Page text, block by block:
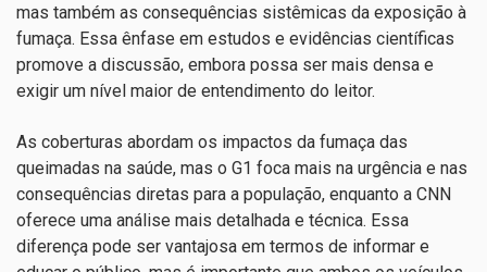
mas também as consequências sistêmicas da exposição à
fumaça. Essa ênfase em estudos e evidências científicas
promove a discussão, embora possa ser mais densa e
exigir um nível maior de entendimento do leitor.
As coberturas abordam os impactos da fumaça das
queimadas na saúde, mas o G1 foca mais na urgência e nas
consequências diretas para a população, enquanto a CNN
oferece uma análise mais detalhada e técnica. Essa
diferença pode ser vantajosa em termos de informar e